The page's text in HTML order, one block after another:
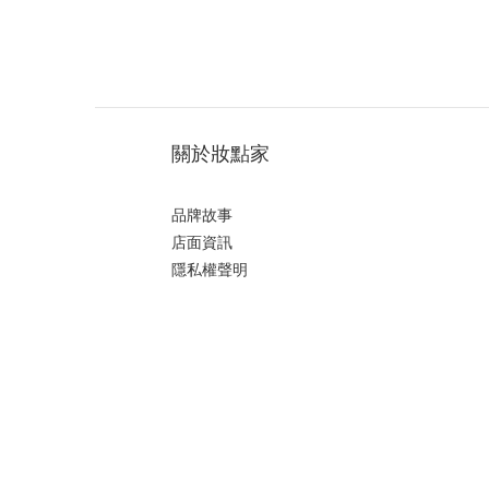
關於妝點家
品牌故事
店面資訊
隱私權聲明